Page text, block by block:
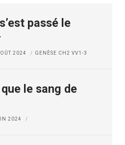
passé le
2024 GENÈSE CH2 VV1-3
le sang de
2024